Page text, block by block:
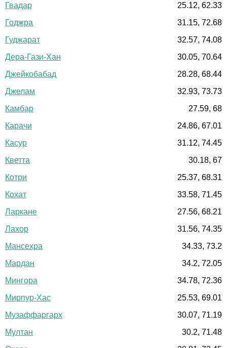
Гвадар
25.12, 62.33
Годжра
31.15, 72.68
Гуджарат
32.57, 74.08
Дера-Гази-Хан
30.05, 70.64
Джейкобабад
28.28, 68.44
Джелам
32.93, 73.73
Камбар
27.59, 68
Карачи
24.86, 67.01
Касур
31.12, 74.45
Кветта
30.18, 67
Котри
25.37, 68.31
Кохат
33.58, 71.45
Ларкане
27.56, 68.21
Лахор
31.56, 74.35
Мансехра
34.33, 73.2
Мардан
34.2, 72.05
Мингора
34.78, 72.36
Мирпур-Хас
25.53, 69.01
Музаффаргарх
30.07, 71.19
Мултан
30.2, 71.48